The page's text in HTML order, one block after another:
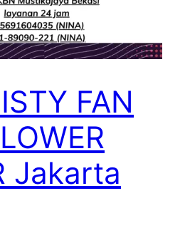
FAN
Jakarta